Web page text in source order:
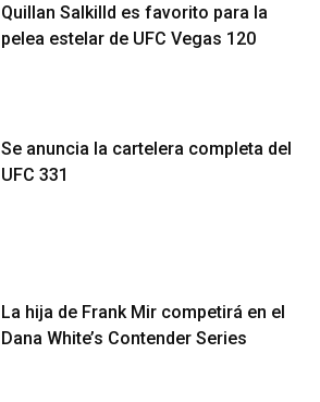
Quillan Salkilld es favorito para la
pelea estelar de UFC Vegas 120
Se anuncia la cartelera completa del
UFC 331
La hija de Frank Mir competirá en el
Dana White’s Contender Series